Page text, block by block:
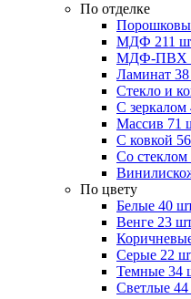
По отделке
МДФ 211
МДФ-ПВХ
Ламинат
Стекло и
С зеркалом
Массив 71
С ковкой
Со стеклом
По цвету
Белые 40
Венге 23
Серые 22
Темные 34
Светлые